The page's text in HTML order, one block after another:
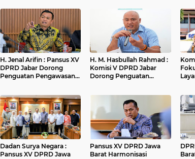
H. Jenal Arifin : Pansus XV
DPRD Jabar Dorong
Penguatan Pengawasan
H. M. Hasbullah Rahmad :
Komisi V DPRD Jabar
Dorong Penguatan
Rakyat di Kabupaten
Bandung
Dadan Surya Negara :
Pansus XV DPRD Jawa
Pansus XV DPRD Jawa
Barat Harmonisasi